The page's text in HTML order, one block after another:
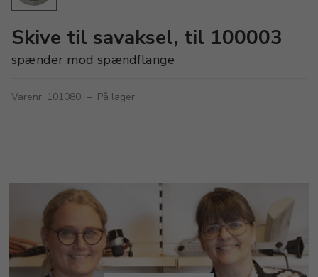
Skive til savaksel, til 100003
spænder mod spændflange
Varenr. 101080 – På lager